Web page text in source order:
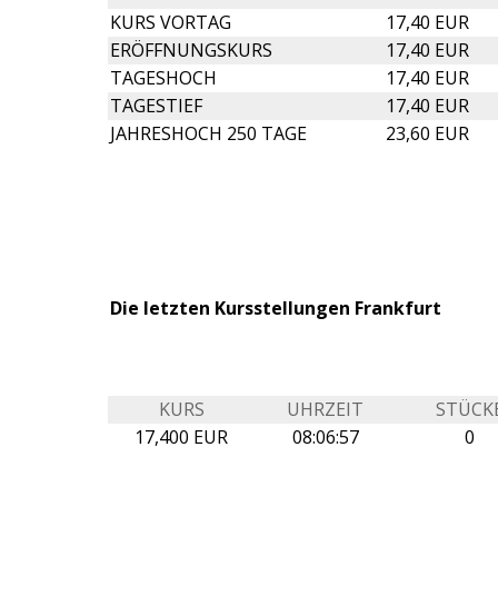
KURS VORTAG
17,40 EUR
ERÖFFNUNGSKURS
17,40 EUR
TAGESHOCH
17,40 EUR
TAGESTIEF
17,40 EUR
JAHRESHOCH 250 TAGE
23,60 EUR
Die letzten Kursstellungen Frankfurt
KURS UHRZEIT
17,400 EUR
08:06:57 0